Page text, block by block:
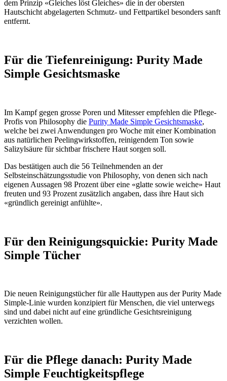
dem Prinzip «Gleiches löst Gleiches» die in der obersten
Hautschicht abgelagerten Schmutz- und Fettpartikel besonders sanft
entfernt.
Für die Tiefenreinigung: Purity Made
Simple Gesichtsmaske
Im Kampf gegen grosse Poren und Mitesser empfehlen die Pflege-
Profis von Philosophy die Purity Made Simple Gesichtsmaske,
welche bei zwei Anwendungen pro Woche mit einer Kombination
aus natürlichen Peelingwirkstoffen, reinigendem Ton sowie
Salizylsäure für sichtbar frischere Haut sorgen soll.
Das bestätigen auch die 56 Teilnehmenden an der
Selbsteinschätzungsstudie von Philosophy, von denen sich nach
eigenen Aussagen 98 Prozent über eine «glatte sowie weiche» Haut
freuten und 93 Prozent zusätzlich angaben, dass ihre Haut sich
«gründlich gereinigt anfühlte».
Für den Reinigungsquickie: Purity Made
Simple Tücher
Die neuen Reinigungstücher für alle Hauttypen aus der Purity Made
Simple-Linie wurden konzipiert für Menschen, die viel unterwegs
sind und dabei nicht auf eine gründliche Gesichtsreinigung
verzichten wollen.
Für die Pflege danach: Purity Made
Simple Feuchtigkeitspflege